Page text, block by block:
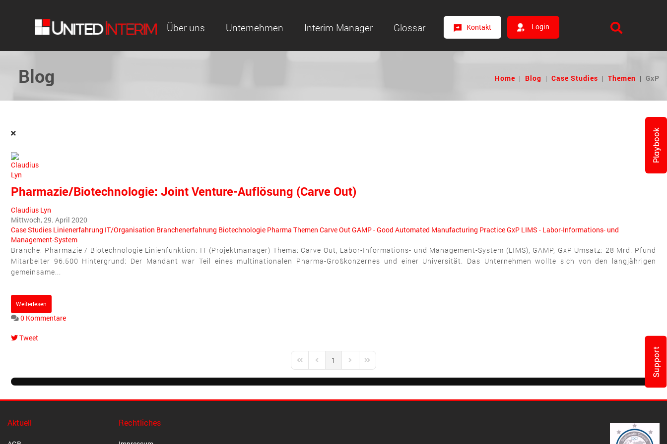
Über uns Unternehmen Interim Manager Glossar Kontakt Login
Blog Home | Blog | Case Studies | Themen | GxP
Pharmazie/Biotechnologie: Joint Venture-Auflösung (Carve Out)
Claudius Lyn
Mittwoch, 29. April 2020
Case Studies Linienerfahrung IT/Organisation Branchenerfahrung Biotechnologie Pharma Themen Carve OutGAMP - Good Automated Manufacturing PracticeGxP LIMS - Labor-Informations- und
Management-System
Branche: Pharmazie / Biotechnologie Linienfunktion: IT (Projektmanager) Thema: Carve Out, Labor-Informations- und Management-System (LIMS), GAMP, GxP Umsatz: 28 Mrd. Pfund
Mitarbeiter 96.500 Hintergrund: Der Mandant war Teil eines multinationalen Pharma-Großkonzernes und einer Universität. Das Unternehmen wollte sich von den langjährigen
gemeinsame...
Weiterlesen
0 Kommentare
Tweet
First PagePrevious Page
1 Next PageLast Page
Aktuell Rechtliches
Playbook
Support